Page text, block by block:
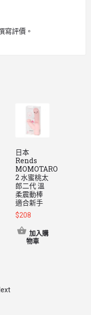
寫評價。
日本
Rends
MOMOTARO
2 水蜜桃太
郎二代 溫
柔震動棒
適合新手
$208
加入購
物車